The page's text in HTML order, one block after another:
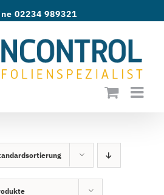
02234 989321